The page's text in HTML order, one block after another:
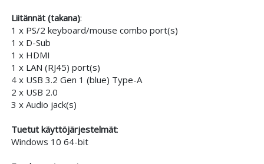
Liitännät (takana):
1 x PS/2 keyboard/mouse combo port(s)
1 x D-Sub
1 x HDMI
1 x LAN (RJ45) port(s)
4 x USB 3.2 Gen 1 (blue) Type-A
2 x USB 2.0
3 x Audio jack(s)
Tuetut käyttöjärjestelmät:
Windows 10 64-bit